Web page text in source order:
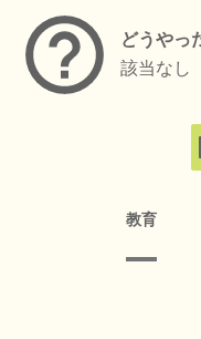
どうやっ
該当なし
教育